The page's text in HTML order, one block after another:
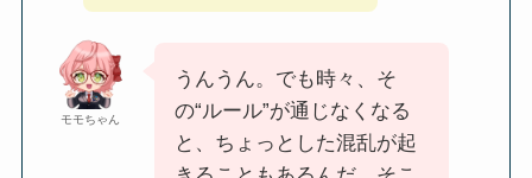
モモちゃん
うんうん。でも時々、そ
の“ルール”が通じなくなる
と、ちょっとした混乱が起